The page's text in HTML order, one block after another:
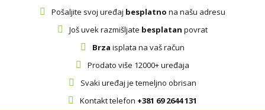
Pošaljite svoj uređaj besplatno na našu adresu
Još uvek razmišljate besplatan povrat
Brza isplata na vaš račun
Prodato više 12000+ uređaja
Svaki uređaj je temeljno obrisan
Kontakt telefon +381 69 2644 131